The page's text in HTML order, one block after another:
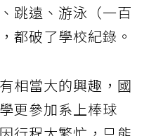
跳遠、游泳（一百
都破了學校紀錄。
相當大的興趣，國
更參加系上棒球